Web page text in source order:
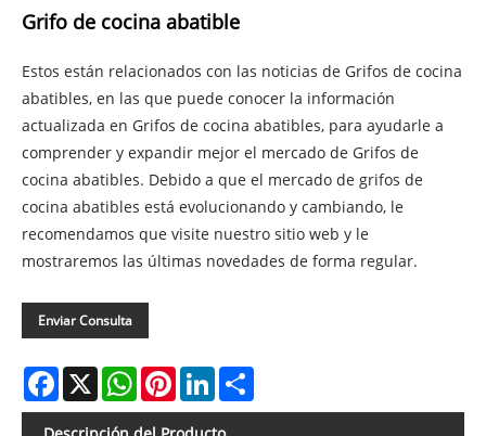
Grifo de cocina abatible
Estos están relacionados con las noticias de Grifos de cocina
abatibles, en las que puede conocer la información
actualizada en Grifos de cocina abatibles, para ayudarle a
comprender y expandir mejor el mercado de Grifos de
cocina abatibles. Debido a que el mercado de grifos de
cocina abatibles está evolucionando y cambiando, le
recomendamos que visite nuestro sitio web y le
mostraremos las últimas novedades de forma regular.
Enviar Consulta
Facebook
X WhatsAppPinterestLinkedIn